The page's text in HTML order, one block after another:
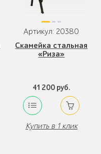
Артикул: 20380
Скамейка стальная
«Риза»
41 200 руб.
Купить в 1 клик